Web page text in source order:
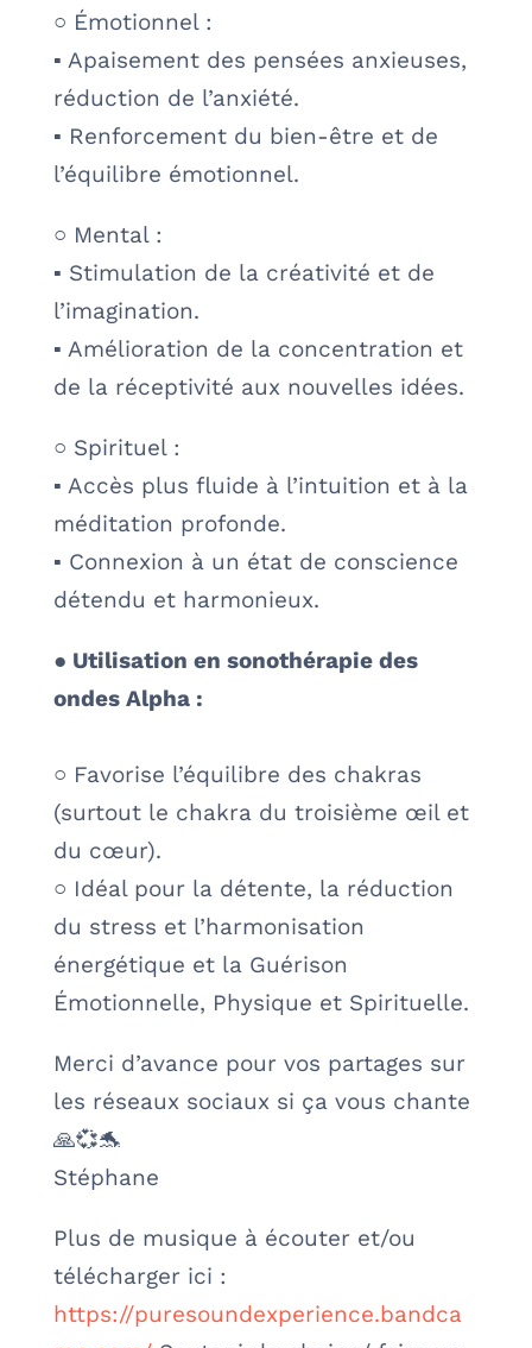
○ Émotionnel :
▪ Apaisement des pensées anxieuses,
réduction de l’anxiété.
▪ Renforcement du bien-être et de
l’équilibre émotionnel.
○ Mental :
▪ Stimulation de la créativité et de
l’imagination.
▪ Amélioration de la concentration et
de la réceptivité aux nouvelles idées.
○ Spirituel :
▪ Accès plus fluide à l’intuition et à la
méditation profonde.
▪ Connexion à un état de conscience
détendu et harmonieux.
● Utilisation en sonothérapie des
ondes Alpha :
○ Favorise l’équilibre des chakras
(surtout le chakra du troisième œil et
du cœur).
○ Idéal pour la détente, la réduction
du stress et l’harmonisation
énergétique et la Guérison
Émotionnelle, Physique et Spirituelle.
Merci d’avance pour vos partages sur
les réseaux sociaux si ça vous chante
🙏💞🐬
Stéphane
Plus de musique à écouter et/ou
télécharger ici :
https://puresoundexperience.bandca